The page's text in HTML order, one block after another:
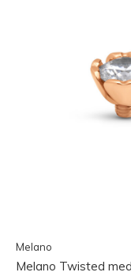
Melano
Melano Twisted